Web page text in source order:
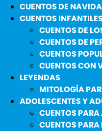
CUENTOS DE
CUENTOS
CUENTOS DE
CUENTOS DE
CUENTOS
CUENTOS CON
LEYENDAS
MITOLOGÍA
ADOLESCENTES Y
CUENTOS
CUENTOS PARA